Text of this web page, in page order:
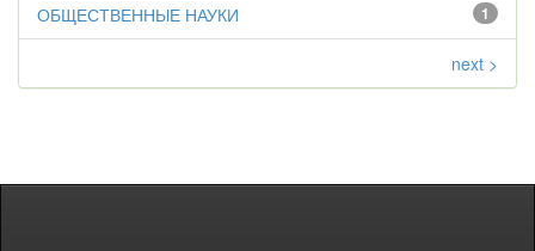
1
ОБЩЕСТВЕННЫЕ НАУКИ
next >